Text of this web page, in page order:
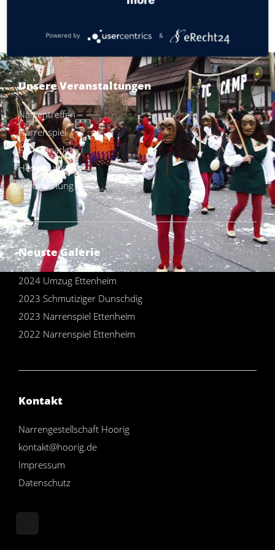
Unsere Veranstaltungen
Narrentreffen
Narrenspiel
Fasentmarkt
Hemdklunker
Verbrennung
Neuste Galerie
2024 Umzug Ettenheim
2023 Schmutiziger Dunschdig
2023 Narrenspiel Ettenheim
2022 Narrenspiel Ettenheim
Kontakt
Narrengestellschaft Hoorig
kontakt@hoorig.de
Impressum
Datenschutz
Powered by &